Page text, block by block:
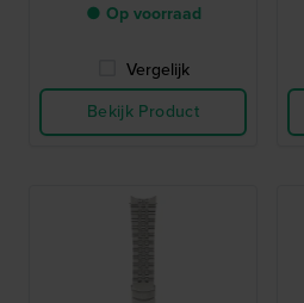
● Op voorraad
Vergelijk
Bekijk Product